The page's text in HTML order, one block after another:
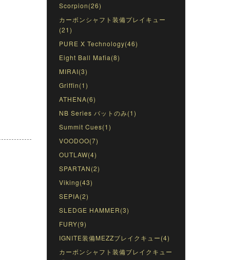
Scorpion(26)
カーボンシャフト装備プレイキュー
(21)
PURE X Technology(46)
Eight Ball Mafia(8)
MIRAI(3)
Griffin(1)
ATHENA(6)
NB Series バットのみ(1)
Summit Cues(1)
VOODOO(7)
OUTLAW(4)
SPARTAN(2)
Viking(43)
SEPIA(2)
SLEDGE HAMMER(3)
FURY(9)
IGNITE装備MEZZブレイクキュー(4)
カーボンシャフト装備ブレイクキュー